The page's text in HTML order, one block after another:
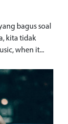
bagus soal
kita tidak
when it...